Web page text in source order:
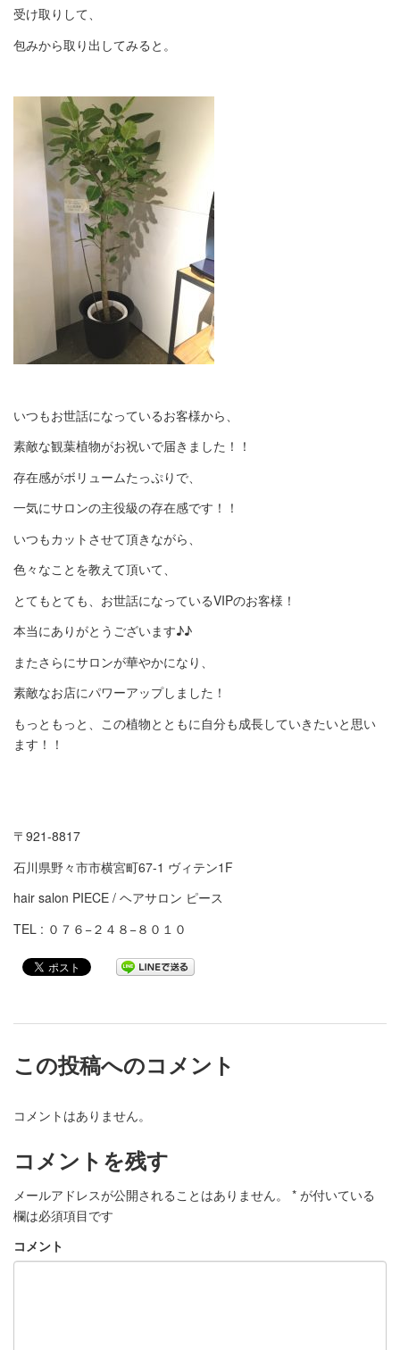
受け取りして、
包みから取り出してみると。
いつもお世話になっているお客様から、
素敵な観葉植物がお祝いで届きました！！
存在感がボリュームたっぷりで、
一気にサロンの主役級の存在感です！！
いつもカットさせて頂きながら、
色々なことを教えて頂いて、
とてもとても、お世話になっているVIPのお客様！
本当にありがとうございます♪♪
またさらにサロンが華やかになり、
素敵なお店にパワーアップしました！
もっともっと、この植物とともに自分も成長していきたいと思い
ます！！
〒921-8817
石川県野々市市横宮町67-1 ヴィテン1F
hair salon PIECE / ヘアサロン ピース
TEL : ０７６−２４８−８０１０
この投稿へのコメント
コメントはありません。
コメントを残す
メールアドレスが公開されることはありません。 * が付いている
欄は必須項目です
コメント